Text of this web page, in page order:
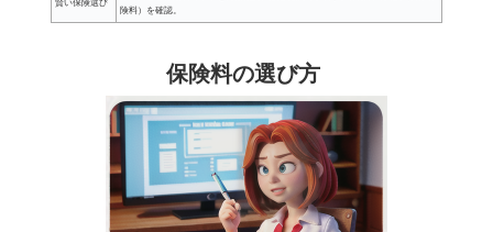
賢い保険選び
険料）を確認。
保険料の選び方